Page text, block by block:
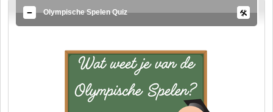
Olympische Spelen Quiz